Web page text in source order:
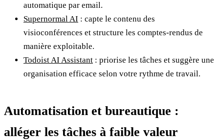
automatique par email.
Supernormal AI : capte le contenu des
visioconférences et structure les comptes-rendus de
manière exploitable.
Todoist AI Assistant : priorise les tâches et suggère une
organisation efficace selon votre rythme de travail.
Automatisation et bureautique :
alléger les tâches à faible valeur